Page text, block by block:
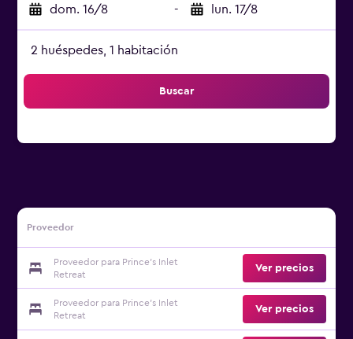
dom. 16/8 - lun. 17/8
2 huéspedes, 1 habitación
Buscar
Proveedor
Proveedor para Prince's Inlet
Retreat
Ver precios
Proveedor para Prince's Inlet
Retreat
Ver precios